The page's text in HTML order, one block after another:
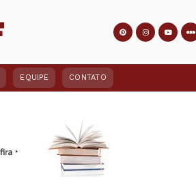
EQUIPE CONTATO